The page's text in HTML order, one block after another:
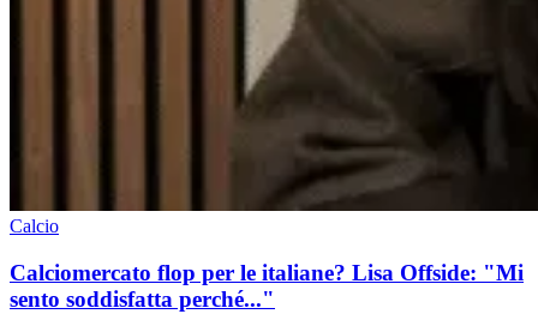
Calcio
Calciomercato flop per le italiane? Lisa Offside: "Mi
sento soddisfatta perché..."